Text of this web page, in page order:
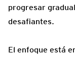
progresar
desafiantes.
El enfoque está